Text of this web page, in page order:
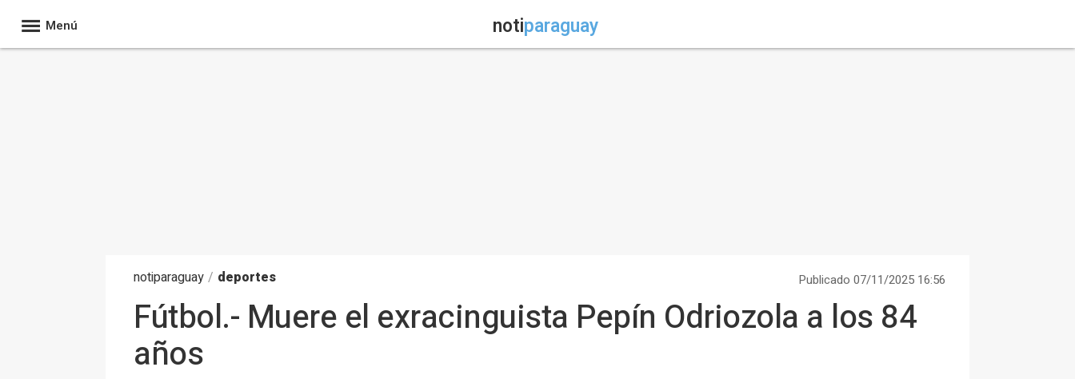
Menú notiparaguay
notiparaguay / deportes Publicado 07/11/2025 16:56
Fútbol.- Muere el exracinguista Pepín Odriozola a los 84
años